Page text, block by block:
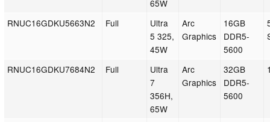
65W
RNUC16GDKU5663N2 Full
Ultra
5 325,
45W
Arc
Graphics
16GB
DDR5-
5600
RNUC16GDKU7684N2 Full
Ultra
7
356H,
65W
Arc
Graphics
32GB
DDR5-
5600